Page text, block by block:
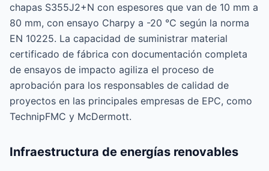
chapas S355J2+N con espesores que van de 10 mm a
80 mm, con ensayo Charpy a -20 °C según la norma
EN 10225. La capacidad de suministrar material
certificado de fábrica con documentación completa
de ensayos de impacto agiliza el proceso de
aprobación para los responsables de calidad de
proyectos en las principales empresas de EPC, como
TechnipFMC y McDermott.
Infraestructura de energías renovables